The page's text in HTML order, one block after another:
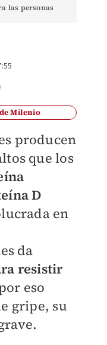
las personas
Milenio
producen
que los
D
en
da
resistir
eso
gripe, su